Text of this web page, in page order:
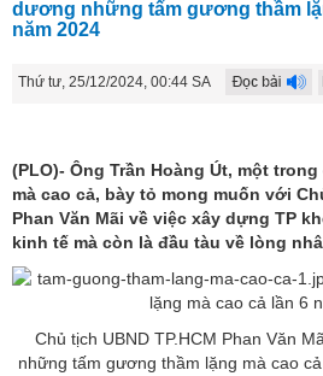
dương những tấm gương thầm
năm 2024
Thứ tư, 25/12/2024, 00:44 SA
(PLO)- Ông Trần Hoàng Út, một
mà cao cả, bày tỏ mong muốn với
Phan Văn Mãi về việc xây dựng TP
kinh tế mà còn là đầu tàu về lòng
Chủ tịch UBND TP.HCM Phan Văn
những tấm gương thầm lặng mà cao